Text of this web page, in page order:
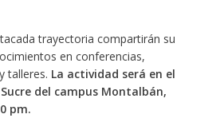
trayectoria compartirán su
en conferencias,
talleres. La actividad será en el
del campus Montalbán,
pm.